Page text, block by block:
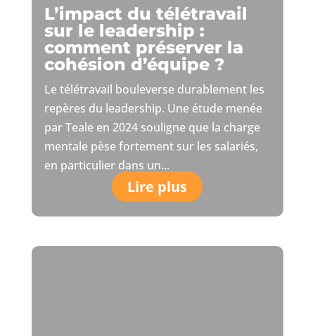
L’impact du télétravail
sur le leadership :
comment préserver la
cohésion d’équipe ?
Le télétravail bouleverse durablement les
repères du leadership. Une étude menée
par Teale en 2024 souligne que la charge
mentale pèse fortement sur les salariés,
en particulier dans un...
Lire plus